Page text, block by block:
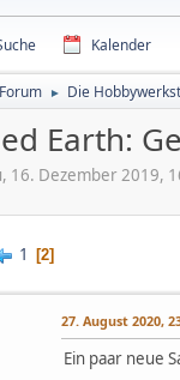
Kalender
► Die
Earth:
16. Dezember 2019,
1 2
27. August 2020,
Ein paar neue